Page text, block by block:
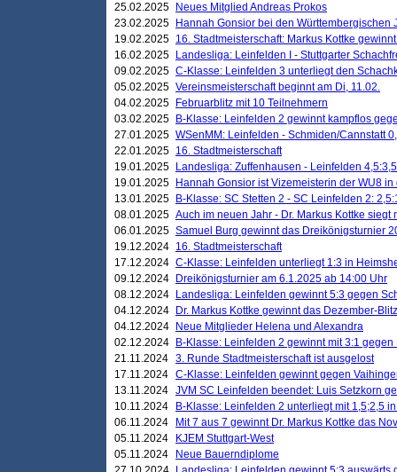
25.02.2025
Neues Mitglied Andreas Prokos
23.02.2025
Hannah Gonsior bei den Württembergischen
19.02.2025 16. Stadtmeisterschaft: Markus Kottke
16.02.2025
Landesliga: Leinfelden I - Stuttgarter
09.02.2025 C-Klasse: Leinfelden 3 unterliegt den
05.02.2025 Vereinsmeisterschaft beginnt am Di, 11.02.
04.02.2025
Februarblitz mit 10 Teilnehmern
03.02.2025
B-Klasse: Leinfelden 2 gewinnt kampflos
27.01.2025 WSenMM: Leinfelden - Schmiden/Cannstatt
22.01.2025 16. Stadtmeisterschaft
19.01.2025
Landesliga: Zuffenhausen - Leinfelden 4,5:3,5
19.01.2025
Hannah Gonsior ist Vizemeisterin der WU8 in
13.01.2025
B-Klasse: SC Stetten 2 - SC Leinfelden 2:
08.01.2025 Auch im neuen Jahr - Dr. Markus Kottke
06.01.2025 Samuel Burg gewinnt das Dreikönigsturnier
19.12.2024 16. Stadtmeisterschaft
17.12.2024 C-Klasse: Leinfelden unterliegt 1:3 in
09.12.2024
Dreikönigsturnier am 6.1.2025 ab 14:00 Uhr
08.12.2024
Landesliga: Leinfelden gewinnt 5:3 gegen
04.12.2024
Dr. Markus Kottke gewinnt das Dezember-
04.12.2024
Neue Mitglieder Helena und Alexandra
02.12.2024
B-Klasse: Leinfelden 2 gewinnt mit 3:1
21.11.2024 3. Runde Stadtmeisterschaft ist ausgelost
17.11.2024 C-Klasse: Leinfelden gewinnt gegen
13.11.2024 JVM SC Leinfelden beendet: Luis Setzkorn
10.11.2024
B-Klasse: Leinfelden 2 unterliegt mit 1,5;2,5
06.11.2024
Mit 7 aus 7 gewinnt Dr. Markus Kottke das
05.11.2024
KJEM Stuttgart-West
05.11.2024
Neue Bauerndiplome